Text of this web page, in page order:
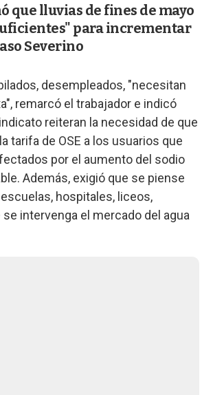
que lluvias de fines de mayo
para incrementar
Severino
desempleados, "necesitan
remarcó el trabajador e indicó
reiteran la necesidad de que
tarifa de OSE a los usuarios que
por el aumento del sodio
Además, exigió que se piense
hospitales, liceos,
intervenga el mercado del agua